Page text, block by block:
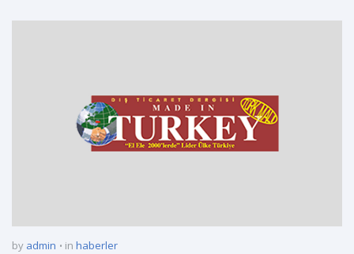
by admin in haberler